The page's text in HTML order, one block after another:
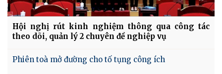
Hội nghị rút kinh nghiệm thông qua công tác
theo dõi, quản lý 2 chuyên đề nghiệp vụ
Phiên toà mở đường cho tố tụng công ích